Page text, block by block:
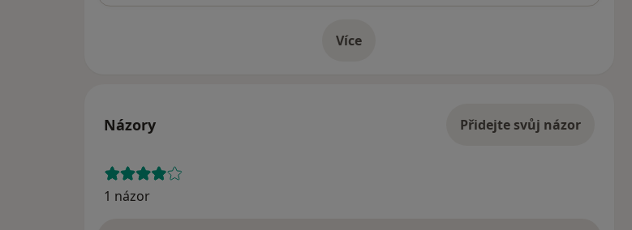
Víceo adrese
Názory Přidejte svůj názor
1 názor